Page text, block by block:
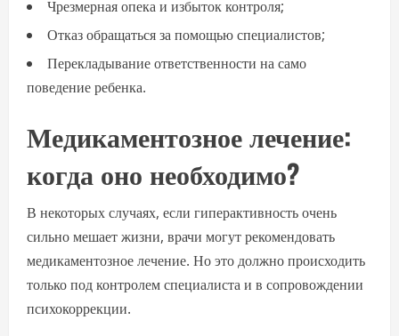
Чрезмерная опека и избыток контроля;
Отказ обращаться за помощью специалистов;
Перекладывание ответственности на само
поведение ребенка.
Медикаментозное лечение:
когда оно необходимо?
В некоторых случаях, если гиперактивность очень
сильно мешает жизни, врачи могут рекомендовать
медикаментозное лечение. Но это должно происходить
только под контролем специалиста и в сопровождении
психокоррекции.